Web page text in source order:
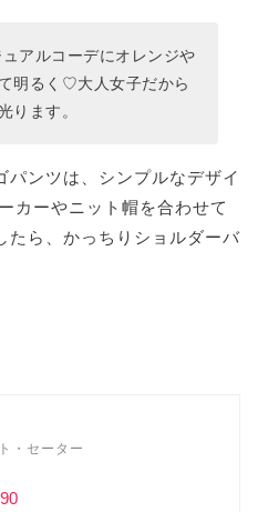
アルコーデにオレンジや
明るく♡大人女子だから
ります。
パンツは、シンプルなデザイ
カーやニット帽を合わせて
たら、かっちりショルダーバ
・セーター